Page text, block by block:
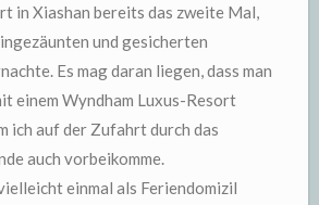
in Xiashan bereits das zweite Mal,
und gesicherten
Es mag daran liegen, dass man
einem Wyndham Luxus-Resort
ich auf der Zufahrt durch das
auch vorbeikomme.
einmal als Feriendomizil